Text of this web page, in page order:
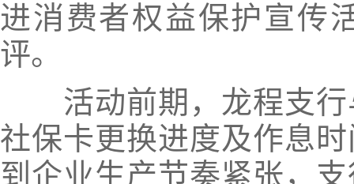
进消费者权益保护宣传
评。
活动前期，龙程支行
社保卡更换进度及作息
到企业生产节奏紧张，